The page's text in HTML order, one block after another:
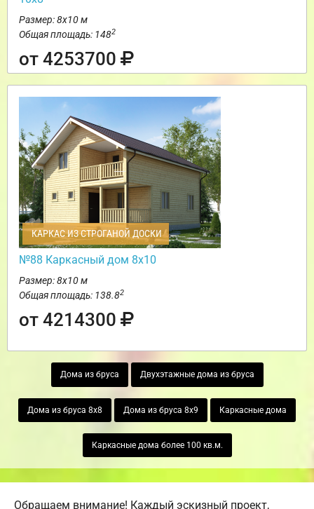
Размер: 8х10 м
Общая площадь: 1482
от 4253700
КАРКАС ИЗ СТРОГАНОЙ ДОСКИ
№88 Каркасный дом 8х10
Размер: 8х10 м
Общая площадь: 138.82
от 4214300
Дома из бруса Двухэтажные дома из бруса
Дома из бруса 8х8 Дома из бруса 8х9 Каркасные дома
Каркасные дома более 100 кв.м.
Обращаем внимание! Каждый эскизный проект,